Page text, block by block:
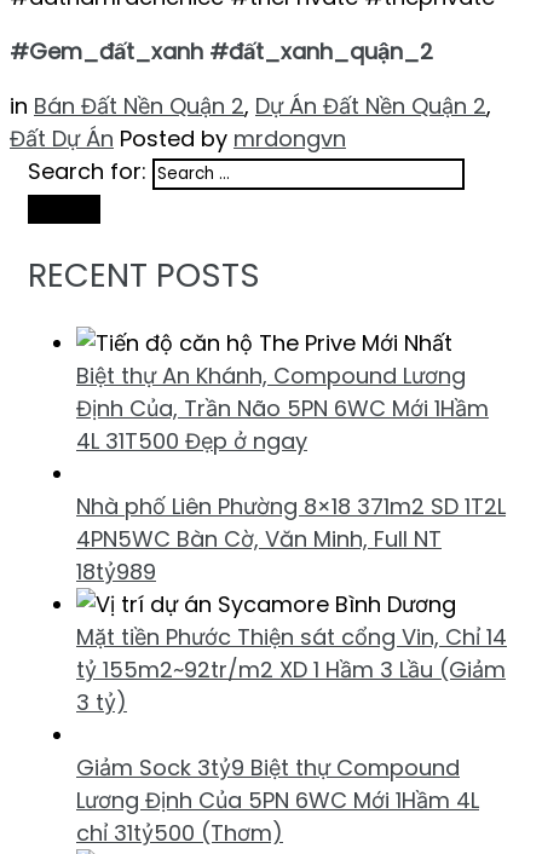
#Gem_đất_xanh #đất_xanh_quận_2
in Bán Đất Nền Quận 2, Dự Án Đất Nền Quận 2,
Đất Dự Án Posted by mrdongvn
Search for:
RECENT POSTS
Biệt thự An Khánh, Compound Lương
Định Của, Trần Não 5PN 6WC Mới 1Hầm
4L 31T500 Đẹp ở ngay
Nhà phố Liên Phường 8×18 371m2 SD 1T2L
4PN5WC Bàn Cờ, Văn Minh, Full NT
18tỷ989
Mặt tiền Phước Thiện sát cổng Vin, Chỉ 14
tỷ 155m2~92tr/m2 XD 1 Hầm 3 Lầu (Giảm
3 tỷ)
Giảm Sock 3tỷ9 Biệt thự Compound
Lương Định Của 5PN 6WC Mới 1Hầm 4L
chỉ 31tỷ500 (Thơm)